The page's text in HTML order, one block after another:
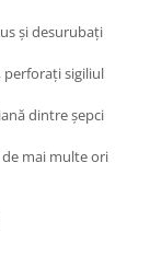
și desurubați
perforați sigiliul
dintre șepci
mai multe ori